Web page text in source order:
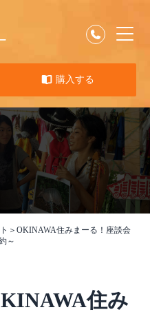
購入する
＞OKINAWA住みまーる！座談会
～
住み